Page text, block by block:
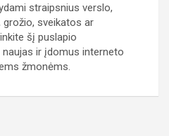
straipsnius verslo,
sveikatos ar
šį puslapio
naujas ir įdomus interneto
žmonėms.